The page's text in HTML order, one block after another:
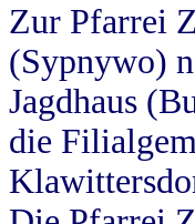
Zur Pfarrei
(Sypnywo)
Jagdhaus
die